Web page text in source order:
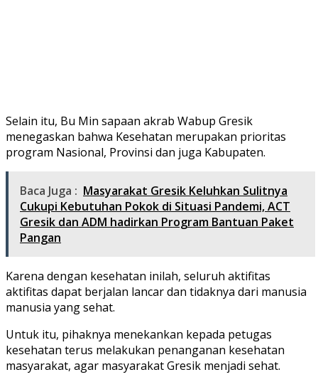
Selain itu, Bu Min sapaan akrab Wabup Gresik
menegaskan bahwa Kesehatan merupakan prioritas
program Nasional, Provinsi dan juga Kabupaten.
Baca Juga : Masyarakat Gresik Keluhkan Sulitnya
Cukupi Kebutuhan Pokok di Situasi Pandemi, ACT
Gresik dan ADM hadirkan Program Bantuan Paket
Pangan
Karena dengan kesehatan inilah, seluruh aktifitas
aktifitas dapat berjalan lancar dan tidaknya dari manusia
manusia yang sehat.
Untuk itu, pihaknya menekankan kepada petugas
kesehatan terus melakukan penanganan kesehatan
masyarakat, agar masyarakat Gresik menjadi sehat.